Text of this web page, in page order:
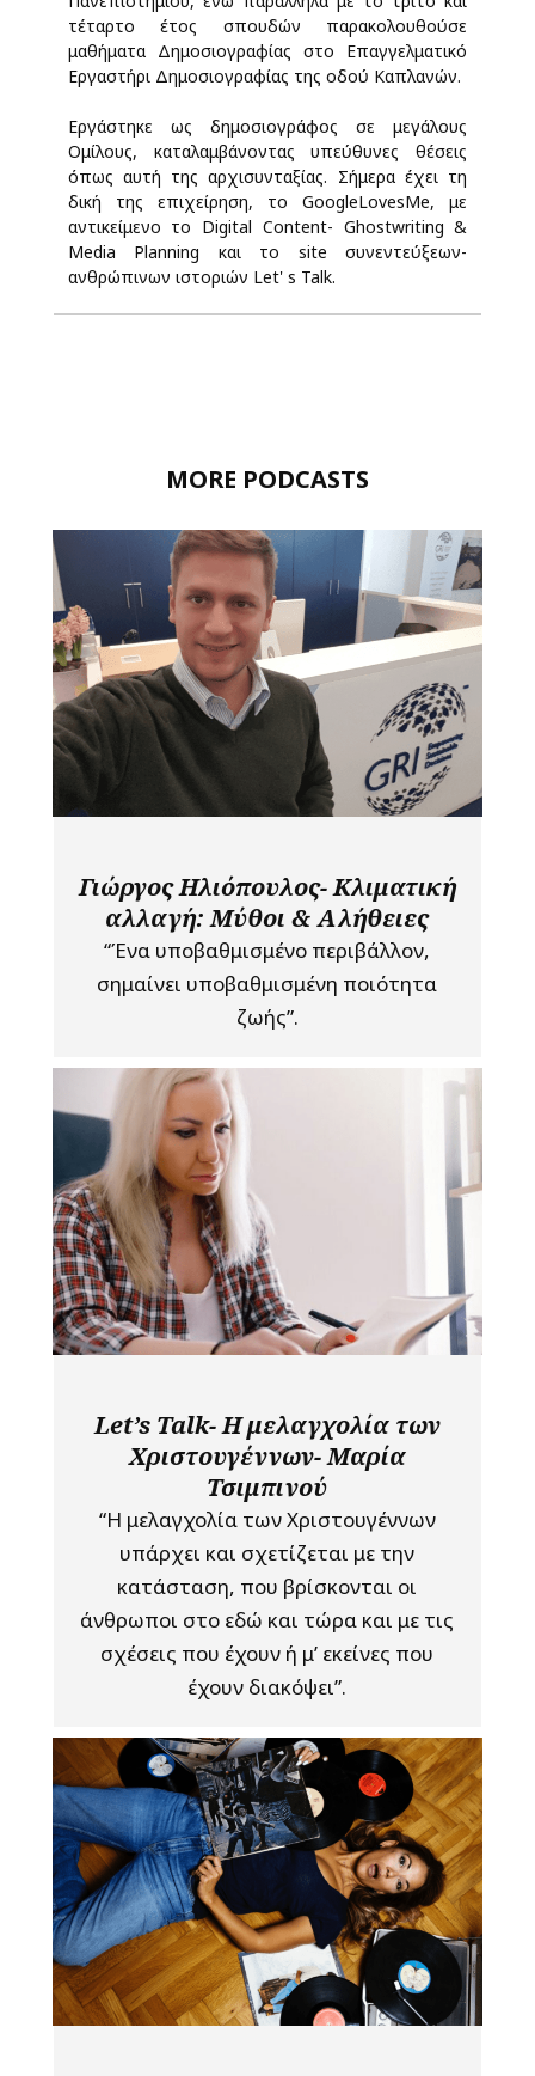
τέταρτο έτος σπουδών παρακολουθούσε
μαθήματα Δημοσιογραφίας στο Επαγγελματικό
Εργαστήρι Δημοσιογραφίας της οδού Καπλανών.
Εργάστηκε ως δημοσιογράφος σε μεγάλους
Ομίλους, καταλαμβάνοντας υπεύθυνες θέσεις
όπως αυτή της αρχισυνταξίας. Σήμερα έχει τη
δική της επιχείρηση, το GoogleLovesMe, με
αντικείμενο το Digital Content- Ghostwriting &
Media Planning και το site συνεντεύξεων-
ανθρώπινων ιστοριών Let' s Talk.
MORE PODCASTS
Γιώργος Ηλιόπουλος- Κλιματική
αλλαγή: Μύθοι & Αλήθειες
“Ένα υποβαθμισμένο περιβάλλον,
σημαίνει υποβαθμισμένη ποιότητα
ζωής”.
Let’s Talk- Η μελαγχολία των
Χριστουγέννων- Μαρία
Τσιμπινού
“Η μελαγχολία των Χριστουγέννων
υπάρχει και σχετίζεται με την
κατάσταση, που βρίσκονται οι
άνθρωποι στο εδώ και τώρα και με τις
σχέσεις που έχουν ή μ’ εκείνες που
έχουν διακόψει”.